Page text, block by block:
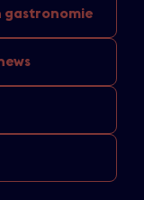
gastronomie